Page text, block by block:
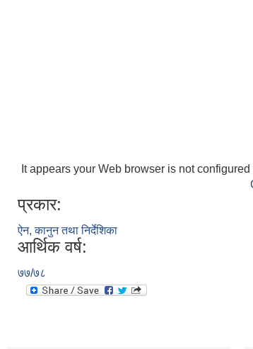
It appears your Web browser is not
प्रकार:
ऐन, कानुन तथा निर्देशिका
आर्थिक वर्ष:
७७/७८